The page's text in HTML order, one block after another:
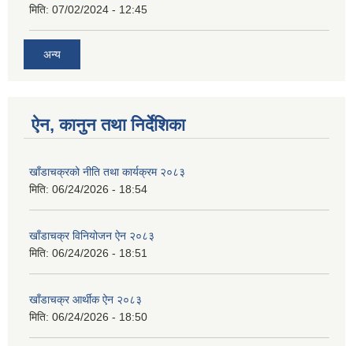
मिति: 07/02/2024 - 12:45
अन्य
ऐन, कानुन तथा निर्देशिका
खाँडाचक्रको नीति तथा कार्यक्रम २०८३
मिति: 06/24/2026 - 18:54
खाँडाचक्र विनियोजन ऐन २०८३
मिति: 06/24/2026 - 18:51
खाँडाचक्र आर्थीक ऐन २०८३
मिति: 06/24/2026 - 18:50